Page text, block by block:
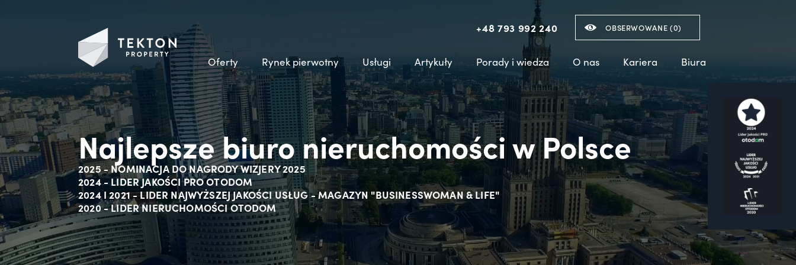
+48 793 992 240 OBSERWOWANE (0)
Oferty Rynek pierwotny Usługi Artykuły Porady i wiedza O nas Kariera Biura
Najlepsze biuro nieruchomości w Polsce
2025 - NOMINACJA DO NAGRODY WIZJERY 2025
2024 - LIDER JAKOŚCI PRO OTODOM
2024 I 2021 - LIDER NAJWYŻSZEJ JAKOŚCI USŁUG - MAGAZYN "BUSINESSWOMAN & LIFE"
2020 - LIDER NIERUCHOMOŚCI OTODOM